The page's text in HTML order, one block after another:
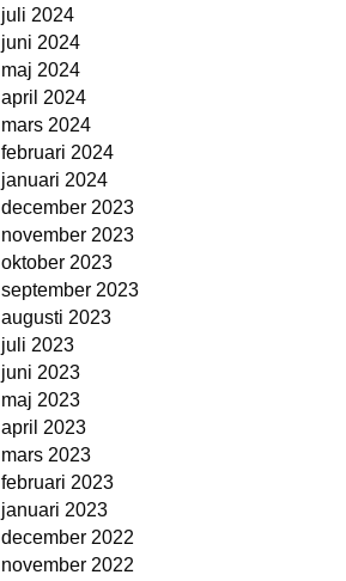
juli 2024
juni 2024
maj 2024
april 2024
mars 2024
februari 2024
januari 2024
december 2023
november 2023
oktober 2023
september 2023
augusti 2023
juli 2023
juni 2023
maj 2023
april 2023
mars 2023
februari 2023
januari 2023
december 2022
november 2022